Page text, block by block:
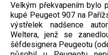
Velkým překvapením bylo
kupé Peugeot 907 na
výstřelek nadšence
Weltera, jenž se
šéfdesignera Peugeotu